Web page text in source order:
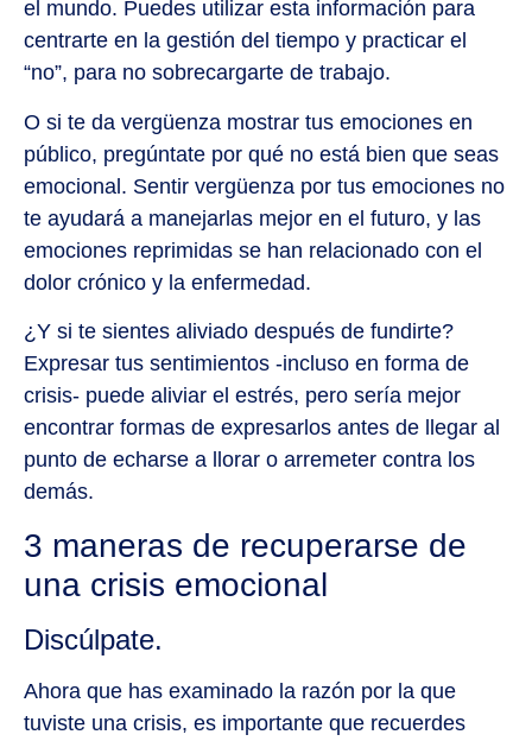
el mundo. Puedes utilizar esta información para
centrarte en la gestión del tiempo y practicar el
“no”, para no sobrecargarte de trabajo.
O si te da vergüenza mostrar tus emociones en
público, pregúntate por qué no está bien que seas
emocional. Sentir vergüenza por tus emociones no
te ayudará a manejarlas mejor en el futuro, y las
emociones reprimidas se han relacionado con el
dolor crónico y la enfermedad.
¿Y si te sientes aliviado después de fundirte?
Expresar tus sentimientos -incluso en forma de
crisis- puede aliviar el estrés, pero sería mejor
encontrar formas de expresarlos antes de llegar al
punto de echarse a llorar o arremeter contra los
demás.
3 maneras de recuperarse de
una crisis emocional
Discúlpate.
Ahora que has examinado la razón por la que
tuviste una crisis, es importante que recuerdes